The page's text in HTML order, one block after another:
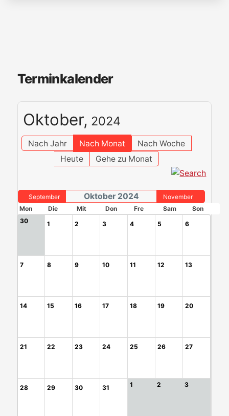
Terminkalender
Oktober, 2024
Nach Jahr Nach Monat
Nach Woche
Heute
Gehe zu Monat
September Oktober 2024
November
Mon
Die Mit Don Fre Sam
Son
30
1 2 3 4 5 6
7 8 9 10 11 12 13
14 15 16 17 18 19 20
21 22 23 24 25 26 27
28 29 30 31 1 2 3